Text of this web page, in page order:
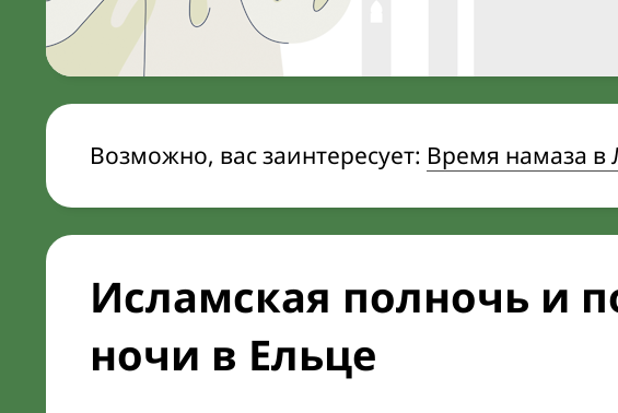
Возможно, вас заинтересует: Время намаза в
Исламская полночь и
ночи в Ельце